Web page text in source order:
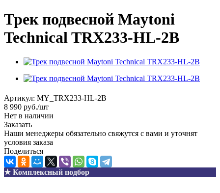
Трек подвесной Maytoni
Technical TRX233-HL-2B
Артикул: MY_TRX233-HL-2B
8 990 руб./шт
Нет в наличии
Заказать
Наши менеджеры обязательно свяжутся с вами и уточнят
условия заказа
Поделиться
★ Комплексный подбор